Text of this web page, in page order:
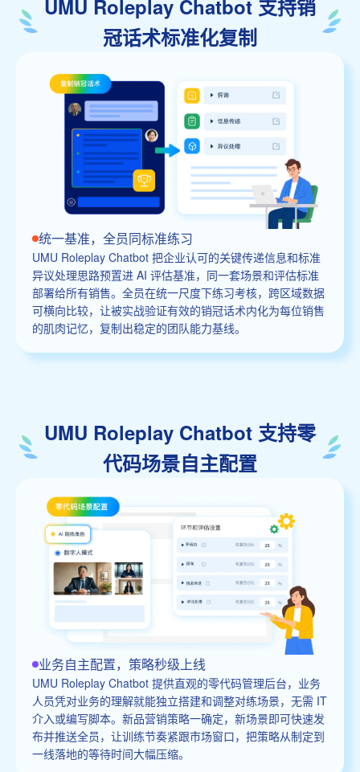
UMU Roleplay Chatbot 支持销
冠话术标准化复制
统一基准，全员同标准练习
UMU Roleplay Chatbot 把企业认可的关键传递信息和标准
异议处理思路预置进 AI 评估基准，同一套场景和评估标准
部署给所有销售。全员在统一尺度下练习考核，跨区域数据
可横向比较，让被实战验证有效的销冠话术内化为每位销售
的肌肉记忆，复制出稳定的团队能力基线。
UMU Roleplay Chatbot 支持零
代码场景自主配置
业务自主配置，策略秒级上线
UMU Roleplay Chatbot 提供直观的零代码管理后台，业务
人员凭对业务的理解就能独立搭建和调整对练场景，无需 IT
介入或编写脚本。新品营销策略一确定，新场景即可快速发
布并推送全员，让训练节奏紧跟市场窗口，把策略从制定到
一线落地的等待时间大幅压缩。